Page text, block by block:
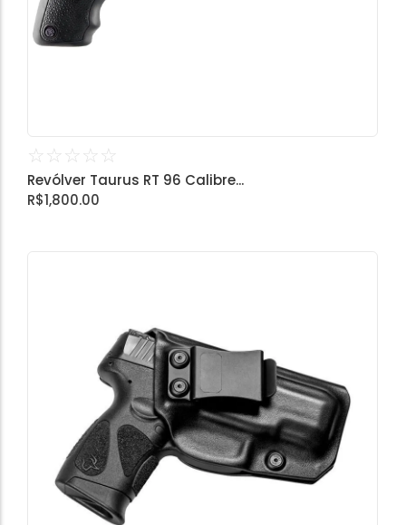
☆ ☆ ☆ ☆ ☆
Revólver Taurus RT 96 Calibre...
R$1,800.00